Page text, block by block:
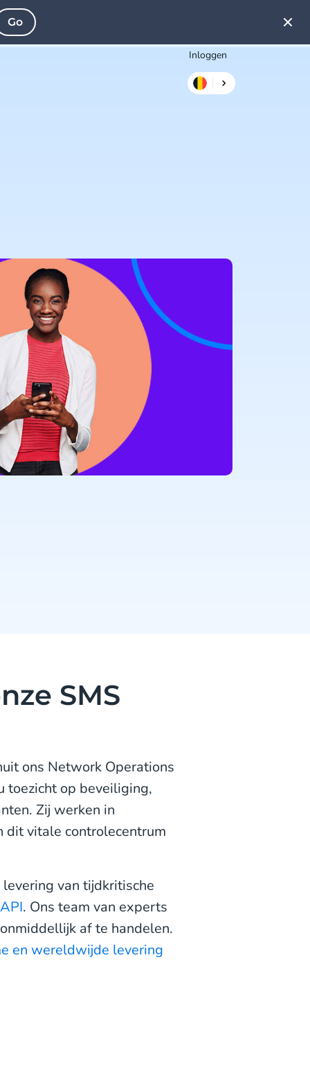
Inloggen
SMS
ons Network Operations
toezicht op beveiliging,
Zij werken in
dit vitale controlecentrum
van tijdkritische
. Ons team van experts
af te handelen.
en wereldwijde levering
Go